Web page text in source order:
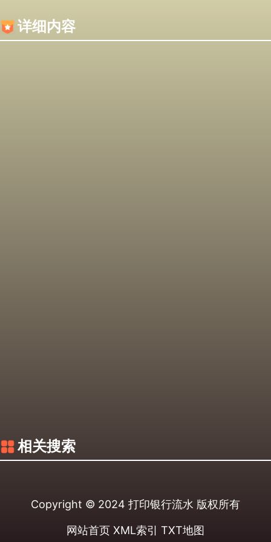
详细内容
相关搜索
Copyright © 2024 打印银行流水 版权所有
网站首页 XML索引 TXT地图